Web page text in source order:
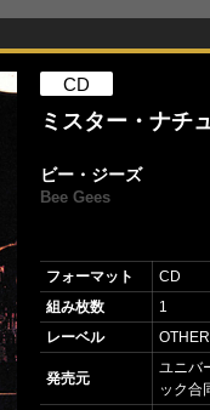
CD
ミスター・ナチ
ビー・ジーズ
Bee Gees
フォーマット
CD
組み枚数
1
レーベル
OTHER
発売元
ユニバ
ック合